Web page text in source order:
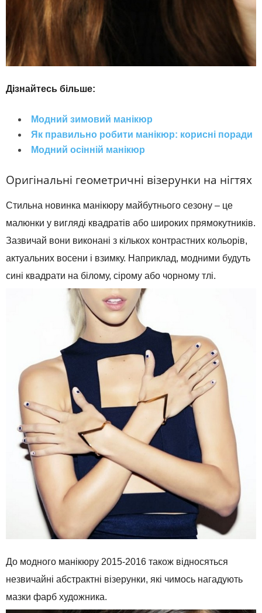
Дізнайтесь більше:
Модний зимовий манікюр
Як правильно робити манікюр: корисні поради
Модний осінній манікюр
Оригінальні геометричні візерунки на нігтях
Стильна новинка манікюру майбутнього сезону – це
малюнки у вигляді квадратів або широких прямокутників.
Зазвичай вони виконані з кількох контрастних кольорів,
актуальних восени і взимку. Наприклад, модними будуть
сині квадрати на білому, сірому або чорному тлі.
До модного манікюру 2015-2016 також відносяться
незвичайні абстрактні візерунки, які чимось нагадують
мазки фарб художника.